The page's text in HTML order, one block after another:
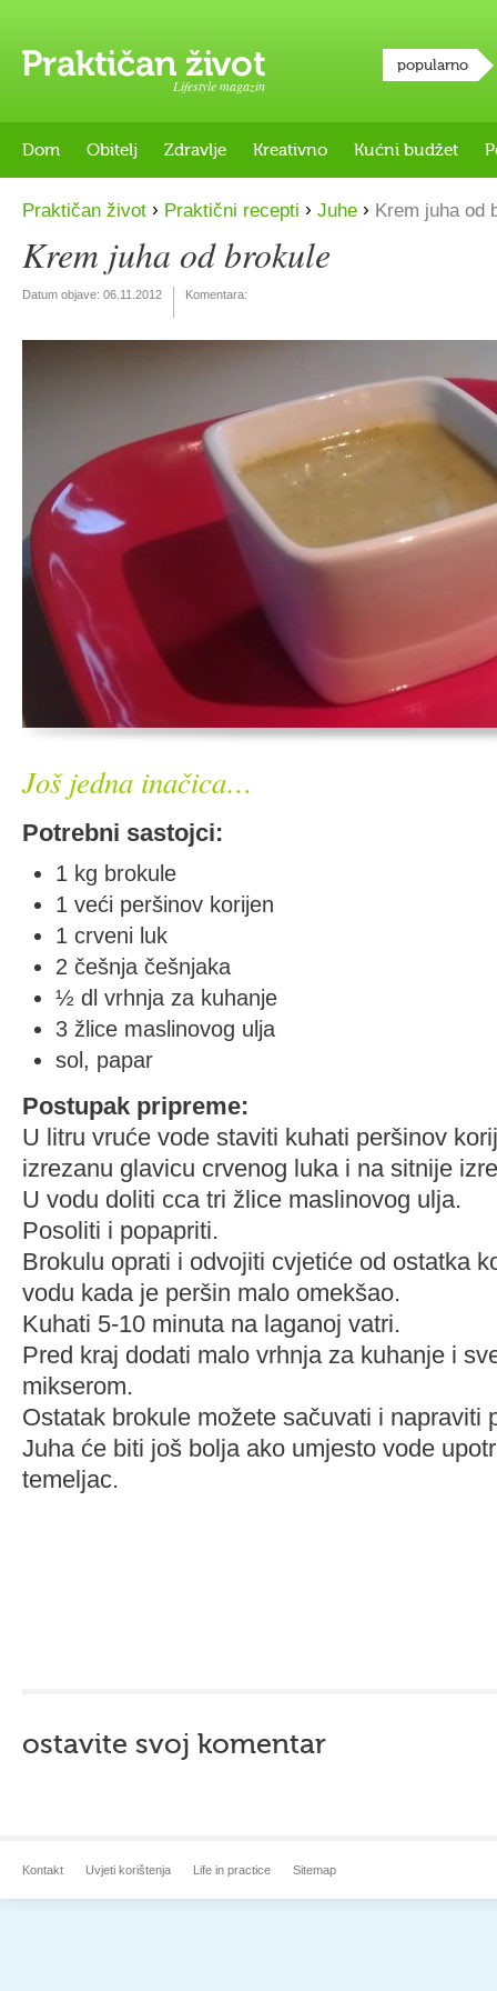
Lifestyle magazin
popularno
Dom Obitelj Zdravlje Kreativno Kućni budžet
Praktičan život › Praktični recepti › Juhe › Krem juha od
Krem juha od brokule
Datum objave: 06.11.2012 Komentara:
Još jedna inačica…
Potrebni sastojci:
1 kg brokule
1 veći peršinov korijen
1 crveni luk
2 češnja češnjaka
½ dl vrhnja za kuhanje
3 žlice maslinovog ulja
sol, papar
Postupak pripreme:
U litru vruće vode staviti kuhati peršinov
izrezanu glavicu crvenog luka i na sitnije
U vodu doliti cca tri žlice maslinovog ulja.
Posoliti i popapriti.
Brokulu oprati i odvojiti cvjetiće od ostatka
vodu kada je peršin malo omekšao.
Kuhati 5-10 minuta na laganoj vatri.
Pred kraj dodati malo vrhnja za kuhanje i
mikserom.
Ostatak brokule možete sačuvati i napraviti
Juha će biti još bolja ako umjesto vode
temeljac.
ostavite svoj komentar
Kontakt Uvjeti korištenja Life in practice Sitemap